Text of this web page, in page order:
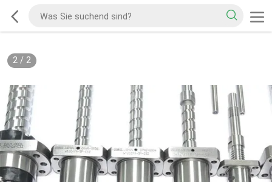
2/ 2